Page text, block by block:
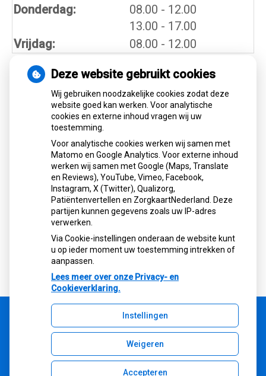
Donderdag:
08.00 tot
- 12.00
13.00 tot
- 17.00
Vrijdag:
08.00 - 12.00
Nieuws
Let op: valse Infomedics-mails over
openstaande rekening
Tanden bleken? Laat het veilig doen!
Gezond tandvlees: de basis voor een
gezonde mond
Naar de tandarts in het buitenland? Wees op
je hoede!
(Mond)zorgkosten gemaakt in 2025? Check
of die aftrekbaar zijn
Uw Zorg Online|Beheer
Bezoek
onze
facebook
Deze website gebruikt cookies
Wij gebruiken noodzakelijke cookies zodat deze
website goed kan werken. Voor analytische
cookies en externe inhoud vragen wij uw
toestemming.
Voor analytische cookies werken wij samen met
Matomo en Google Analytics. Voor externe inhoud
werken wij samen met Google (Maps, Translate
en Reviews), YouTube, Vimeo, Facebook,
Instagram, X (Twitter), Qualizorg,
Patiëntenvertellen en ZorgkaartNederland. Deze
partijen kunnen gegevens zoals uw IP-adres
verwerken.
Via Cookie-instellingen onderaan de website kunt
u op ieder moment uw toestemming intrekken of
aanpassen.
Lees meer over onze Privacy- en
Cookieverklaring.
Instellingen
Weigeren
Accepteren